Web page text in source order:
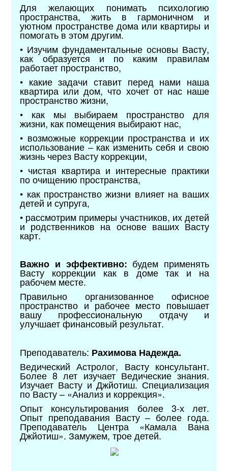
Для желающих понимать психологию
пространства, жить в гармоничном и
уютном пространстве дома или квартиры и
помогать в этом другим.
• Изучим фундаментальные основы Васту,
как образуется и по каким правилам
работает пространство,
• какие задачи ставит перед нами наша
квартира или дом, что хочет от нас наше
пространство жизни,
• как мы выбираем пространство для
жизни, как помещения выбирают нас,
• возможные коррекции пространства и их
использование – как изменить себя и свою
жизнь через Васту коррекции,
• чистая квартира и интересные практики
по очищению пространства,
• как пространство жизни влияет на ваших
детей и супруга,
• рассмотрим примеры участников, их детей
и родственников на основе ваших Васту
карт.
Важно и эффективно: будем применять
Васту коррекции как в доме так и на
рабочем месте.
Правильно организованное офисное
пространство и рабочее место повышает
вашу профессиональную отдачу и
улучшает финансовый результат.
Преподаватель: Рахимова Надежда.
Ведический Астролог, Васту консультант.
Более 8 лет изучает Ведические знания.
Изучает Васту и Джйотиш. Специализация
по Васту – «Анализ и коррекция».
Опыт консультирования более 3-х лет.
Опыт преподавания Васту – более года.
Преподаватель Центра «Камала Вана
Джйотиш». Замужем, трое детей.